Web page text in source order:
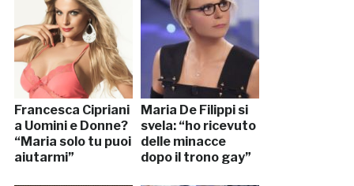
Francesca Cipriani
a Uomini e Donne?
“Maria solo tu puoi
aiutarmi”
Maria De Filippi si
svela: “ho ricevuto
delle minacce
dopo il trono gay”